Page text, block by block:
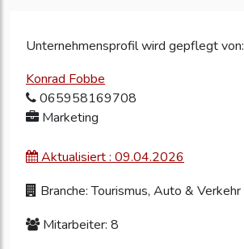
Unternehmensprofil wird gepflegt von:
Konrad Fobbe
065958169708
Marketing
Aktualisiert : 09.04.2026
Branche: Tourismus, Auto & Verkehr
Mitarbeiter: 8